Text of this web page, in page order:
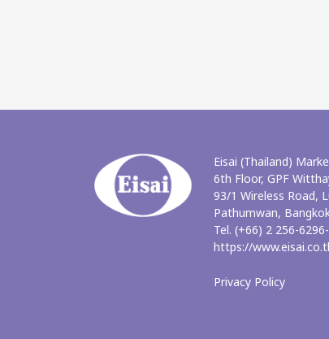
Eisai (Thailand)
6th Floor, GPF
93/1 Wireless Road,
Pathumwan,
Tel. (+66) 2 256-
https://
Privacy Policy